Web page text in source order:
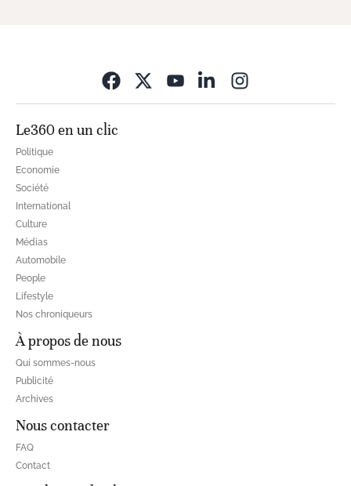
Le360 en un clic
Politique
Economie
Société
International
Culture
Médias
Automobile
People
Lifestyle
Nos chroniqueurs
À propos de nous
Qui sommes-nous
Publicité
Archives
Nous contacter
FAQ
Contact